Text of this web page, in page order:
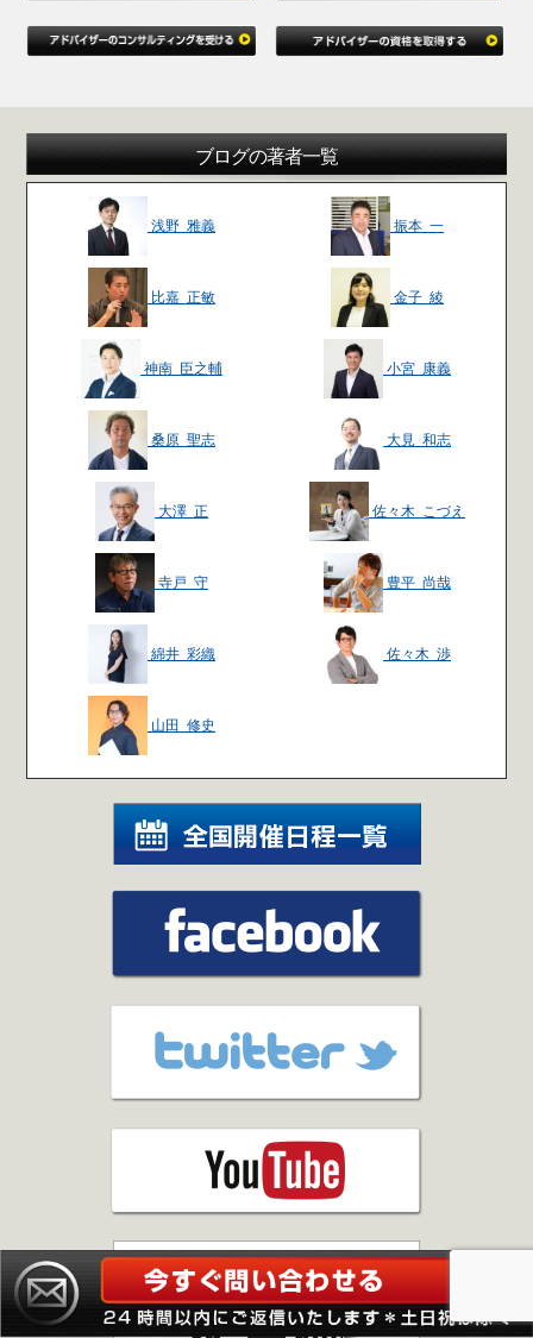
ブログの著者一覧
浅野 雅義 振本 一
比嘉 正敏 金子 綾
神南 臣之輔 小宮 康義
桑原 聖志 大見 和志
大澤 正 佐々木 こづえ
寺戸 守 豊平 尚哉
綿井 彩織 佐々木 渉
山田 修史